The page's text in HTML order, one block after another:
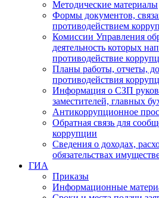
Методические материалы
Формы документов,
противодействием
Комиссии Управления
деятельность которых
противодействие
Планы работы, отчеты,
противодействия
Информация о СЗП
заместителей, главных
Антикоррупционное
Обратная связь для
коррупции
Сведения о доходах,
обязательствах
ГИА
Приказы
Информационные